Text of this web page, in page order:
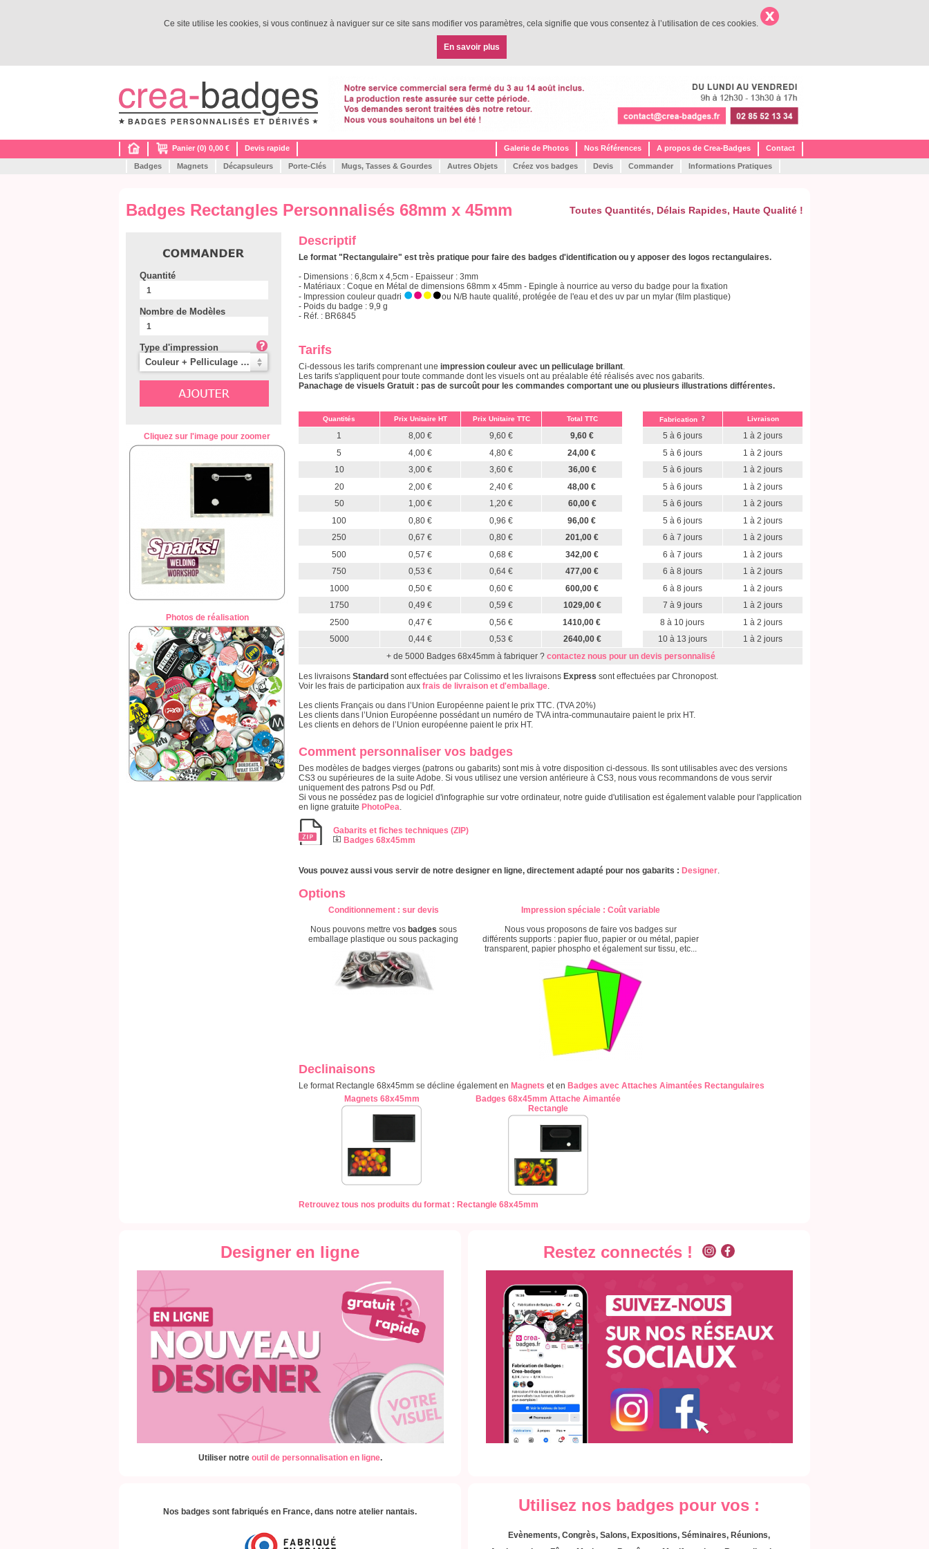
Ce site utilise les cookies, si vous continuez à naviguer sur ce site sans modifier vos paramètres, cela signifie que vous consentez à l’utilisation de ces cookies.
En savoir plus
Panier (0) 0,00 € Devis rapide Galerie de Photos Nos Références A propos de Crea-Badges Contact
Badges Magnets Décapsuleurs Porte-Clés Mugs, Tasses & Gourdes Autres Objets Créez vos badges Devis Commander Informations Pratiques
Badges Rectangles Personnalisés 68mm x 45mm Toutes Quantités, Délais Rapides, Haute Qualité !
Quantité
Nombre de Modèles
Type d'impression
Couleur + Pelliculage Brillant (Classique)
Cliquez sur l'image pour zoomer
Photos de réalisation
Descriptif
Le format "Rectangulaire" est très pratique pour faire des badges d'identification ou y apposer des logos rectangulaires.
- Dimensions : 6,8cm x 4,5cm - Epaisseur : 3mm
- Matériaux : Coque en Métal de dimensions 68mm x 45mm - Epingle à nourrice au verso du badge pour la fixation
- Impression couleur quadri
ou N/B haute qualité, protégée de l'eau et des uv par un mylar (film plastique)
- Poids du badge : 9,9 g
- Réf. : BR6845
Tarifs
Ci-dessous les tarifs comprenant une impression couleur avec un pelliculage brillant.
Les tarifs s'appliquent pour toute commande dont les visuels ont au préalable été réalisés avec nos gabarits.
Panachage de visuels Gratuit : pas de surcoût pour les commandes comportant une ou plusieurs illustrations différentes.
Quantités Prix Unitaire HT Prix Unitaire TTC Total TTC Fabrication Livraison
1 8,00 € 9,60 € 9,60 € 5 à 6 jours
1 à 2 jours
5
4,00 € 4,80 € 24,00 € 5 à 6 jours
1 à 2 jours
10
3,00 € 3,60 € 36,00 € 5 à 6 jours
1 à 2 jours
20
2,00 € 2,40 € 48,00 € 5 à 6 jours
1 à 2 jours
50
1,00 € 1,20 € 60,00 € 5 à 6 jours
1 à 2 jours
100
0,80 € 0,96 € 96,00 € 5 à 6 jours
1 à 2 jours
250
0,67 € 0,80 € 201,00 € 6 à 7 jours
1 à 2 jours
500
0,57 € 0,68 € 342,00 € 6 à 7 jours
1 à 2 jours
750
0,53 € 0,64 € 477,00 € 6 à 8 jours
1 à 2 jours
1000
0,50 € 0,60 € 600,00 € 6 à 8 jours
1 à 2 jours
1750
0,49 € 0,59 € 1029,00 € 7 à 9 jours
1 à 2 jours
2500
0,47 € 0,56 € 1410,00 € 8 à 10 jours
1 à 2 jours
5000
0,44 € 0,53 € 2640,00 € 10 à 13 jours
1 à 2 jours
+ de 5000 Badges 68x45mm à fabriquer ? contactez nous pour un devis personnalisé
Les livraisons Standard sont effectuées par Colissimo et les livraisons Express sont effectuées par Chronopost.
Voir les frais de participation aux frais de livraison et d'emballage.
Les clients Français ou dans l’Union Européenne paient le prix TTC. (TVA 20%)
Les clients dans l’Union Européenne possédant un numéro de TVA intra-communautaire paient le prix HT.
Les clients en dehors de l’Union européenne paient le prix HT.
Comment personnaliser vos badges
Des modèles de badges vierges (patrons ou gabarits) sont mis à votre disposition ci-dessous. Ils sont utilisables avec des versions
CS3 ou supérieures de la suite Adobe. Si vous utilisez une version antérieure à CS3, nous vous recommandons de vous servir
uniquement des patrons Psd ou Pdf.
Si vous ne possédez pas de logiciel d'infographie sur votre ordinateur, notre guide d'utilisation est également valable pour l'application
en ligne gratuite PhotoPea.
Gabarits et fiches techniques (ZIP)
Badges 68x45mm
Vous pouvez aussi vous servir de notre designer en ligne, directement adapté pour nos gabarits : Designer.
Options
Conditionnement: sur devis
Nous pouvons mettre vos badges sous
emballage plastique ou sous packaging
Impression spéciale : Coût variable
Nous vous proposons de faire vos badges sur
différents supports : papier fluo, papier or ou métal, papier
transparent, papier phospho et également sur tissu, etc...
Declinaisons
Le format Rectangle 68x45mm se décline également en Magnets et en Badges avec Attaches Aimantées Rectangulaires
Magnets 68x45mm
Badges 68x45mm Attache Aimantée
Rectangle
Retrouvez tous nos produits du format : Rectangle 68x45mm
Designer en ligne
Utiliser notre outil de personnalisation en ligne.
Restez connectés !
Nos badges sont fabriqués en France, dans notre atelier nantais. Utilisez nos badges pour vos :
Evènements, Congrès, Salons, Expositions, Séminaires, Réunions,